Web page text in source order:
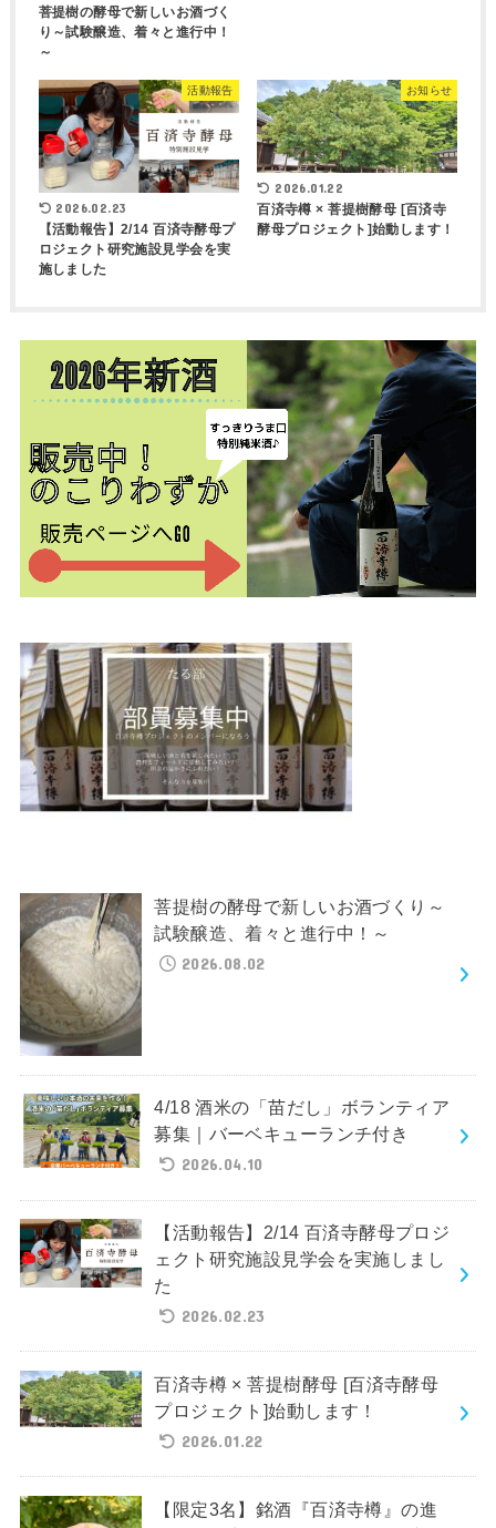
菩提樹の酵母で新しいお酒づく
り～試験醸造、着々と進行中！
～
活動報告
2026.02.23
【活動報告】2/14 百済寺酵母プ
ロジェクト研究施設見学会を実
施しました
お知らせ
2026.01.22
百済寺樽 × 菩提樹酵母 [百済寺
酵母プロジェクト]始動します！
菩提樹の酵母で新しいお酒づくり～
試験醸造、着々と進行中！～
2026.08.02
4/18 酒米の「苗だし」ボランティア
募集｜バーベキューランチ付き
2026.04.10
【活動報告】2/14 百済寺酵母プロジ
ェクト研究施設見学会を実施しまし
た
2026.02.23
百済寺樽 × 菩提樹酵母 [百済寺酵母
プロジェクト]始動します！
2026.01.22
【限定3名】銘酒『百済寺樽』の進